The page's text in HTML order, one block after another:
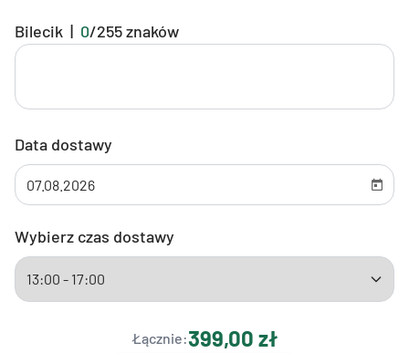
Bilecik | 0/255znaków
Data dostawy
Wybierz czas dostawy
Łącznie:399,00 zł